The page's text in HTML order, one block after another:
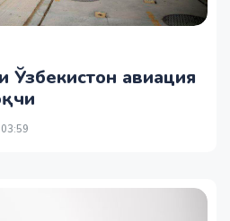
Ўзбекистон авиация